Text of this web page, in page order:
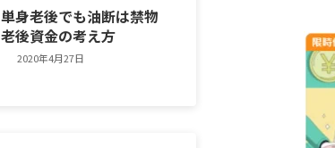
単身老後でも油断は禁物
老後資金の考え方
2020年4月27日